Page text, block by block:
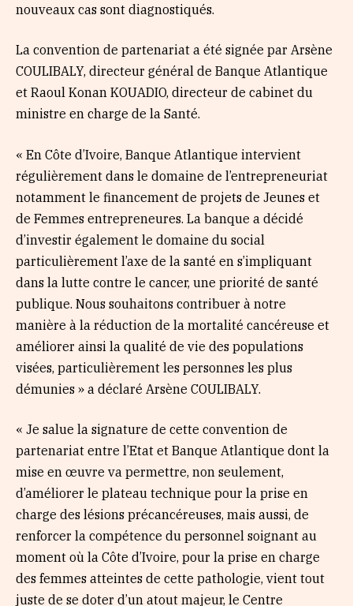
nouveaux cas sont diagnostiqués.
La convention de partenariat a été signée par Arsène
COULIBALY, directeur général de Banque Atlantique
et Raoul Konan KOUADIO, directeur de cabinet du
ministre en charge de la Santé.
« En Côte d’Ivoire, Banque Atlantique intervient
régulièrement dans le domaine de l’entrepreneuriat
notamment le financement de projets de Jeunes et
de Femmes entrepreneures. La banque a décidé
d’investir également le domaine du social
particulièrement l’axe de la santé en s’impliquant
dans la lutte contre le cancer, une priorité de santé
publique. Nous souhaitons contribuer à notre
manière à la réduction de la mortalité cancéreuse et
améliorer ainsi la qualité de vie des populations
visées, particulièrement les personnes les plus
démunies » a déclaré Arsène COULIBALY.
« Je salue la signature de cette convention de
partenariat entre l’Etat et Banque Atlantique dont la
mise en œuvre va permettre, non seulement,
d’améliorer le plateau technique pour la prise en
charge des lésions précancéreuses, mais aussi, de
renforcer la compétence du personnel soignant au
moment où la Côte d’Ivoire, pour la prise en charge
des femmes atteintes de cette pathologie, vient tout
juste de se doter d’un atout majeur, le Centre